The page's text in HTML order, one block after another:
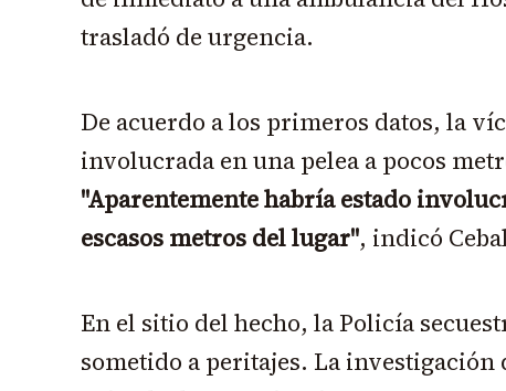
trasladó de urgencia.
De acuerdo a los primeros datos, la
involucrada en una pelea a pocos
"Aparentemente habría estado
escasos metros del lugar", indicó
En el sitio del hecho, la Policía
sometido a peritajes. La investigación